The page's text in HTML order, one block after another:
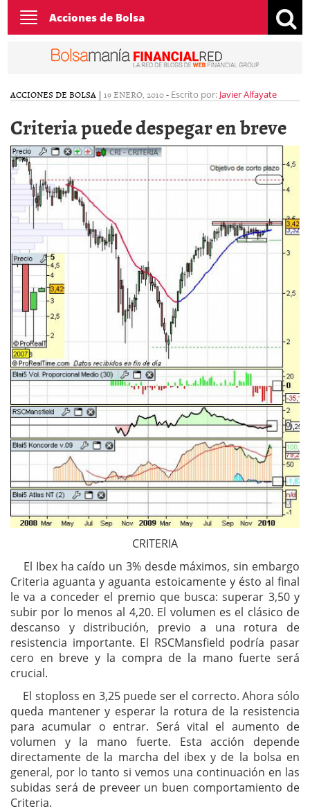
Toggle
navigation
Acciones de Bolsa
ACCIONES DE BOLSA | 19 ENERO, 2010- Escrito por: Javier Alfayate
Criteria puede despegar en breve
CRITERIA
El Ibex ha caído un 3% desde máximos, sin embargo
Criteria aguanta y aguanta estoicamente y ésto al final
le va a conceder el premio que busca: superar 3,50 y
subir por lo menos al 4,20. El volumen es el clásico de
descanso y distribución, previo a una rotura de
resistencia importante. El RSCMansfield podría pasar
cero en breve y la compra de la mano fuerte será
crucial.
El stoploss en 3,25 puede ser el correcto. Ahora sólo
queda mantener y esperar la rotura de la resistencia
para acumular o entrar. Será vital el aumento de
volumen y la mano fuerte. Esta acción depende
directamente de la marcha del ibex y de la bolsa en
general, por lo tanto si vemos una continuación en las
subidas será de preveer un buen comportamiento de
Criteria.